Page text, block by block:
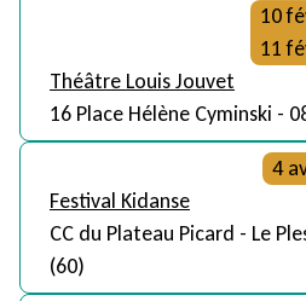
10
11
Théâtre Louis Jouvet
16 Place Hélène Cyminski -
4
Festival Kidanse
CC du Plateau Picard - Le
(60)